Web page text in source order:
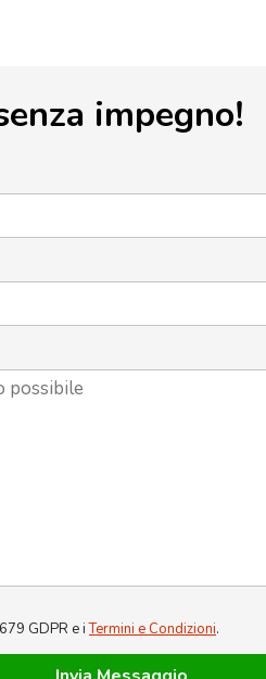
impegno!
GDPR e iTermini e Condizioni.